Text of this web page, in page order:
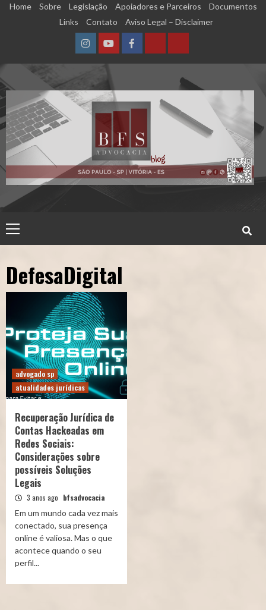
SkipHome Sobre Legislação Apoiadores e Parceiros
Documentos
Links
Contato Aviso Legal – Disclaimer
InstagramYouTubeFacebookCalculadora
Qualidade
de
Segurado
(INSS)
Calculadora
Tempo
de
Contribuição
Menu
DefesaDigital
advogado sp
atualidades jurídicas
Recuperação Jurídica de
Contas Hackeadas em
Redes Sociais:
Considerações sobre
possíveis Soluções
Legais
3 anos ago bfsadvocacia
Em um mundo cada vez mais
conectado, sua presença
online é valiosa. Mas o que
acontece quando o seu
perfil...